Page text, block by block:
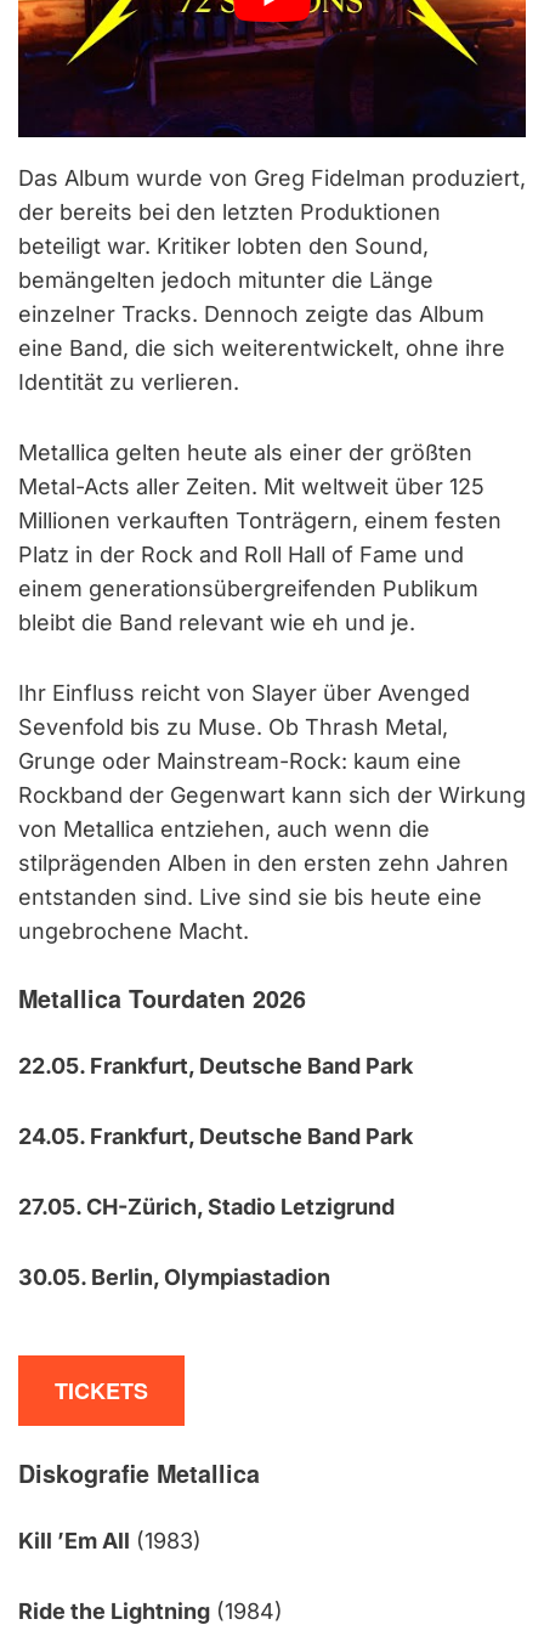
Das Album wurde von Greg Fidelman produziert,
der bereits bei den letzten Produktionen
beteiligt war. Kritiker lobten den Sound,
bemängelten jedoch mitunter die Länge
einzelner Tracks. Dennoch zeigte das Album
eine Band, die sich weiterentwickelt, ohne ihre
Identität zu verlieren.
Metallica gelten heute als einer der größten
Metal-Acts aller Zeiten. Mit weltweit über 125
Millionen verkauften Tonträgern, einem festen
Platz in der Rock and Roll Hall of Fame und
einem generationsübergreifenden Publikum
bleibt die Band relevant wie eh und je.
Ihr Einfluss reicht von Slayer über Avenged
Sevenfold bis zu Muse. Ob Thrash Metal,
Grunge oder Mainstream-Rock: kaum eine
Rockband der Gegenwart kann sich der Wirkung
von Metallica entziehen, auch wenn die
stilprägenden Alben in den ersten zehn Jahren
entstanden sind. Live sind sie bis heute eine
ungebrochene Macht.
Metallica Tourdaten 2026
22.05. Frankfurt, Deutsche Band Park
24.05. Frankfurt, Deutsche Band Park
27.05. CH-Zürich, Stadio Letzigrund
30.05. Berlin, Olympiastadion
TICKETS
Diskografie Metallica
Kill ’Em All (1983)
Ride the Lightning (1984)